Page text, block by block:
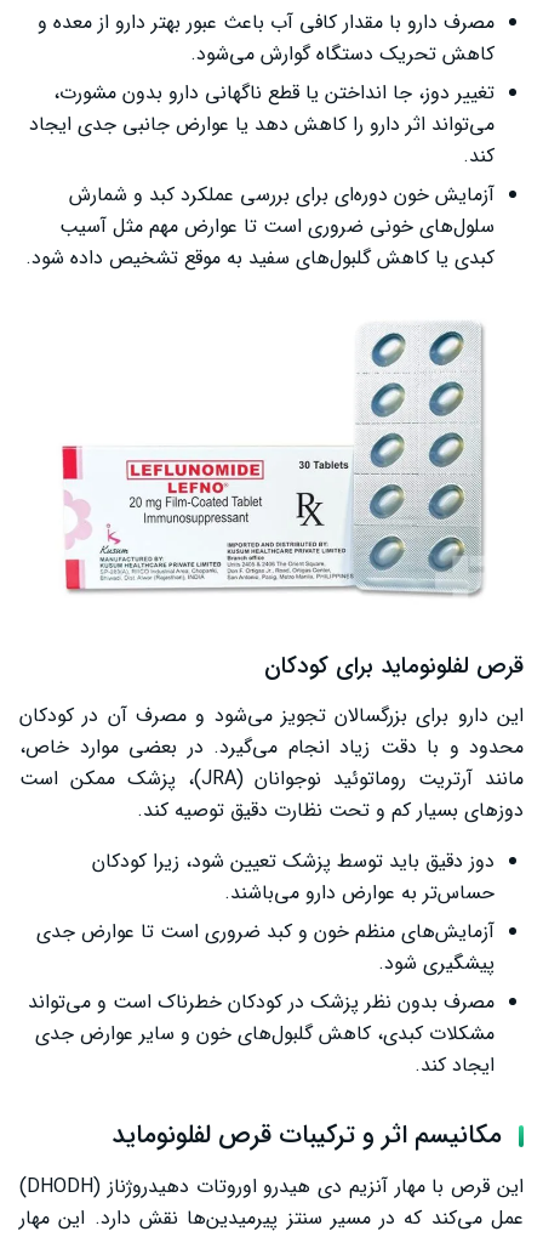
مصرف دارو با مقدار کافی آب باعث عبور بهتر دارو از معده و
کاهش تحریک دستگاه گوارش می‌شود.
تغییر دوز، جا انداختن یا قطع ناگهانی دارو بدون مشورت،
می‌تواند اثر دارو را کاهش دهد یا عوارض جانبی جدی ایجاد
کند.
آزمایش خون دوره‌ای برای بررسی عملکرد کبد و شمارش
سلول‌های خونی ضروری است تا عوارض مهم مثل آسیب
کبدی یا کاهش گلبول‌های سفید به موقع تشخیص داده شود.
قرص لفلونوماید برای کودکان
این دارو برای بزرگسالان تجویز می‌شود و مصرف آن در کودکان
محدود و با دقت زیاد انجام می‌گیرد. در بعضی موارد خاص،
مانند آرتریت روماتوئید نوجوانان (JRA)، پزشک ممکن است
دوزهای بسیار کم و تحت نظارت دقیق توصیه کند.
دوز دقیق باید توسط پزشک تعیین شود، زیرا کودکان
حساس‌تر به عوارض دارو می‌باشند.
آزمایش‌های منظم خون و کبد ضروری است تا عوارض جدی
پیشگیری شود.
مصرف بدون نظر پزشک در کودکان خطرناک است و می‌تواند
مشکلات کبدی، کاهش گلبول‌های خون و سایر عوارض جدی
ایجاد کند.
مکانیسم اثر و ترکیبات قرص لفلونوماید
این قرص با مهار آنزیم دی هیدرو اوروتات دهیدروژناز (DHODH)
عمل می‌کند که در مسیر سنتز پیرمیدین‌ها نقش دارد. این مهار